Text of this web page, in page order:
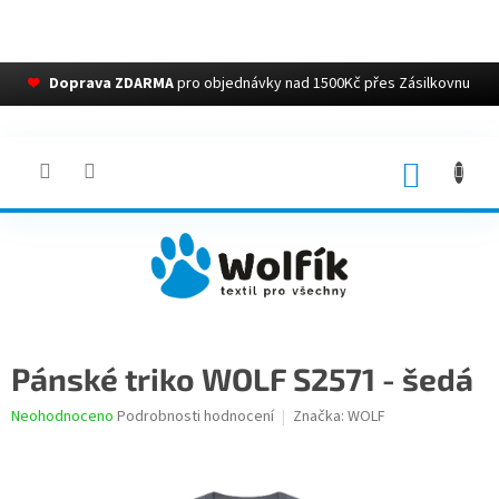
❤ Doprava ZDARMApro objednávky nad 1500Kč přes Zásilkovnu
Pánské triko WOLF S2571 - šedá
Průměrné
Neohodnoceno Podrobnosti hodnocení Značka: WOLF